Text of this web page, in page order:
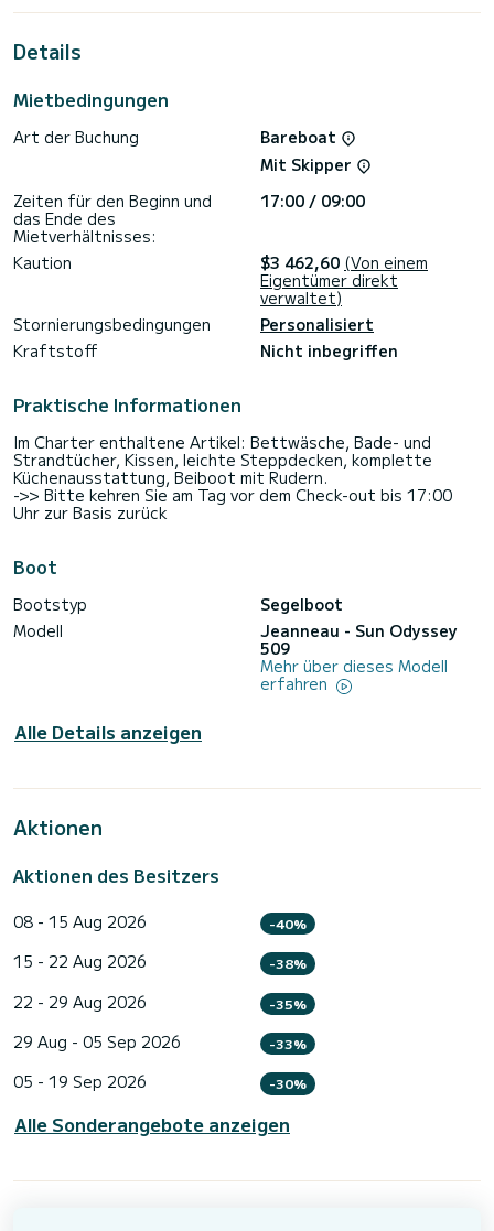
Charterbedingungen? Schicken Sie uns einfach eine
alle Ihre Fragen und bieten Ihnen die besten Preise an.
Details
Mietbedingungen
Art der Buchung
Bareboat
Mit Skipper
Zeiten für den Beginn und
das Ende des
Mietverhältnisses:
17:00 / 09:00
Kaution $3 462,60 (Von einem
Eigentümer direkt
verwaltet)
Stornierungsbedingungen
Personalisiert
Kraftstoff
Nicht inbegriffen
Praktische Informationen
Im Charter enthaltene Artikel: Bettwäsche, Bade- und
Strandtücher, Kissen, leichte Steppdecken, komplette
Küchenausstattung, Beiboot mit Rudern.
->> Bitte kehren Sie am Tag vor dem Check-out bis 17:00
Uhr zur Basis zurück
Boot
Bootstyp
Segelboot
Modell
Jeanneau - Sun Odyssey
509
Mehr über dieses Modell
erfahren
Alle Details anzeigen
Aktionen
Aktionen des Besitzers
08 - 15 Aug 2026 -40%
15 - 22 Aug 2026 -38%
22 - 29 Aug 2026 -35%
29 Aug - 05 Sep 2026 -33%
05 - 19 Sep 2026 -30%
Alle Sonderangebote anzeigen